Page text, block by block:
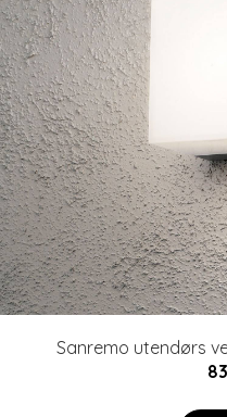
Sanremo utendørs